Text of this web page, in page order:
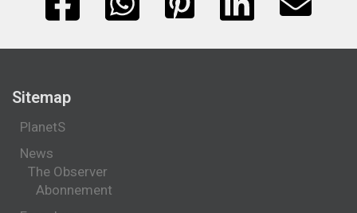
Sitemap
PlanetS
News
The Observer
Abonnement